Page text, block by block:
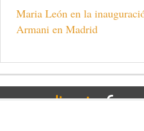
Maria León en la
Armani en Madrid